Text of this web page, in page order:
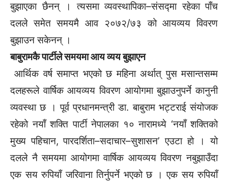
बुझाएका छैनन् । त्यसमा व्यवस्थापिका–संसद्मा रहेका पाँच
दलले समेत समयमै आव २०७२/७३ को आयव्यय विवरण
बुझाउन सकेनन् ।
बाबुरामकै पार्टीले समयमा आय व्यय बुझाएन
आर्थिक वर्ष समाप्त भएको छ महिना अर्थात् पुस मसान्तसम्म
दलहरूले वार्षिक आयव्यय विवरण आयोगमा बुझाउनुपर्ने कानुनी
व्यवस्था छ । पूर्व प्रधानमन्त्री डा. बाबुराम भट्टराई संयोजक
रहेको नयाँ शक्ति पार्टी नेपालका १० नारामध्ये ‘नयाँ शक्तिको
मुख्य पहिचान, पारदर्शिता–सदाचार–सुशासन’ एउटा हो । यो
दलले नै समयमा आयोगमा वार्षिक आयव्यय विवरण नबुझाउँदा
एक सय रुपियाँ जरिवाना तिर्नुपर्ने भएको छ । एक सय रुपियाँ